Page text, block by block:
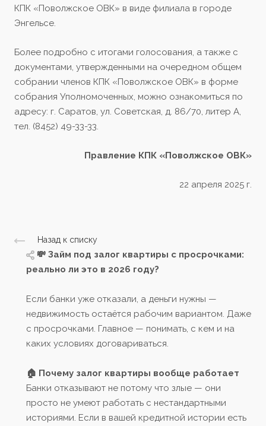
КПК «Поволжское ОВК» в виде филиала в городе
Энгельсе.
Более подробно с итогами голосования, а также с
документами, утвержденными на очередном общем
собрании членов КПК «Поволжское ОВК» в форме
собрания Уполномоченных, можно ознакомиться по
адресу: г. Саратов, ул. Советская, д. 86/70, литер А,
тел. (8452) 49-33-33.
Правление КПК «Поволжское ОВК»
22 апреля 2025 г.
Назад к списку
💸 Займ под залог квартиры с просрочками:
реально ли это в 2026 году?
Если банки уже отказали, а деньги нужны —
недвижимость остаётся рабочим вариантом. Даже
с просрочками. Главное — понимать, с кем и на
каких условиях договариваться.
🏠 Почему залог квартиры вообще работает
Банки отказывают не потому что злые — они
просто не умеют работать с нестандартными
историями. Если в вашей кредитной истории есть